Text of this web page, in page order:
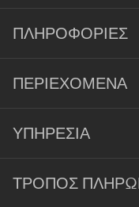
ΠΛΗΡΟΦΟΡΊΕΣ
ΠΕΡΙΕΧΌΜΕΝΑ
ΥΠΗΡΕΣΊΑ
ΤΡΌΠΟΣ